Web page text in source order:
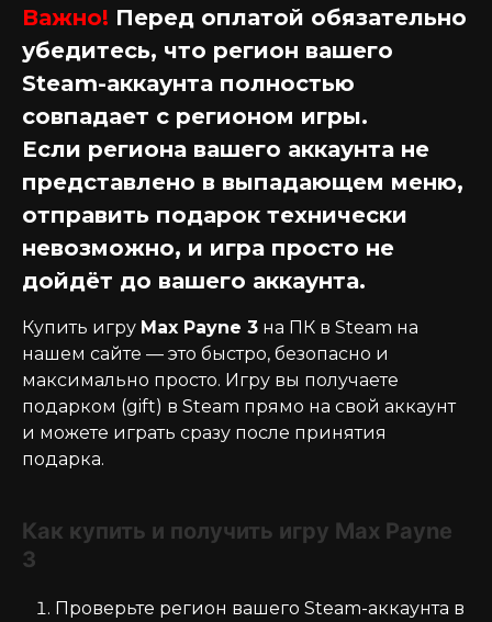
Важно! Перед оплатой обязательно
убедитесь, что регион вашего
Steam-аккаунта полностью
совпадает с регионом игры.
Если региона вашего аккаунта не
представлено в выпадающем меню,
отправить подарок технически
невозможно, и игра просто не
дойдёт до вашего аккаунта.
Купить игру Max Payne 3 на ПК в Steam на
нашем сайте — это быстро, безопасно и
максимально просто. Игру вы получаете
подарком (gift) в Steam прямо на свой аккаунт
и можете играть сразу после принятия
подарка.
Как купить и получить игру Max Payne
3
Проверьте регион вашего Steam-аккаунта в